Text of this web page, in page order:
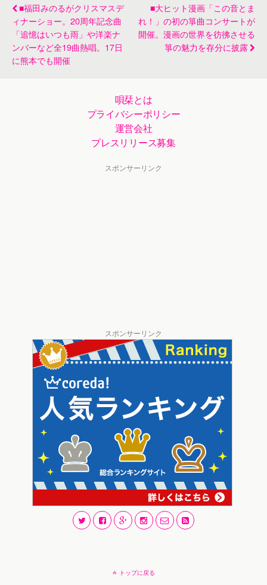
■福田みのるがクリスマスデ
ィナーショー。20周年記念曲
「追憶はいつも雨」や洋楽ナ
ンバーなど全19曲熱唱。17日
に熊本でも開催
■大ヒット漫画「この音とま
れ！」の初の箏曲コンサートが
開催。漫画の世界を彷彿させる
箏の魅力を存分に披露
唄栞とは
プライバシーポリシー
運営会社
プレスリリース募集
スポンサーリンク
スポンサーリンク
トップに戻る